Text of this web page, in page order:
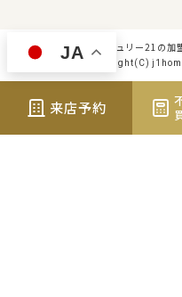
センチュリー21の
Copyright(C)
来店予約
JA